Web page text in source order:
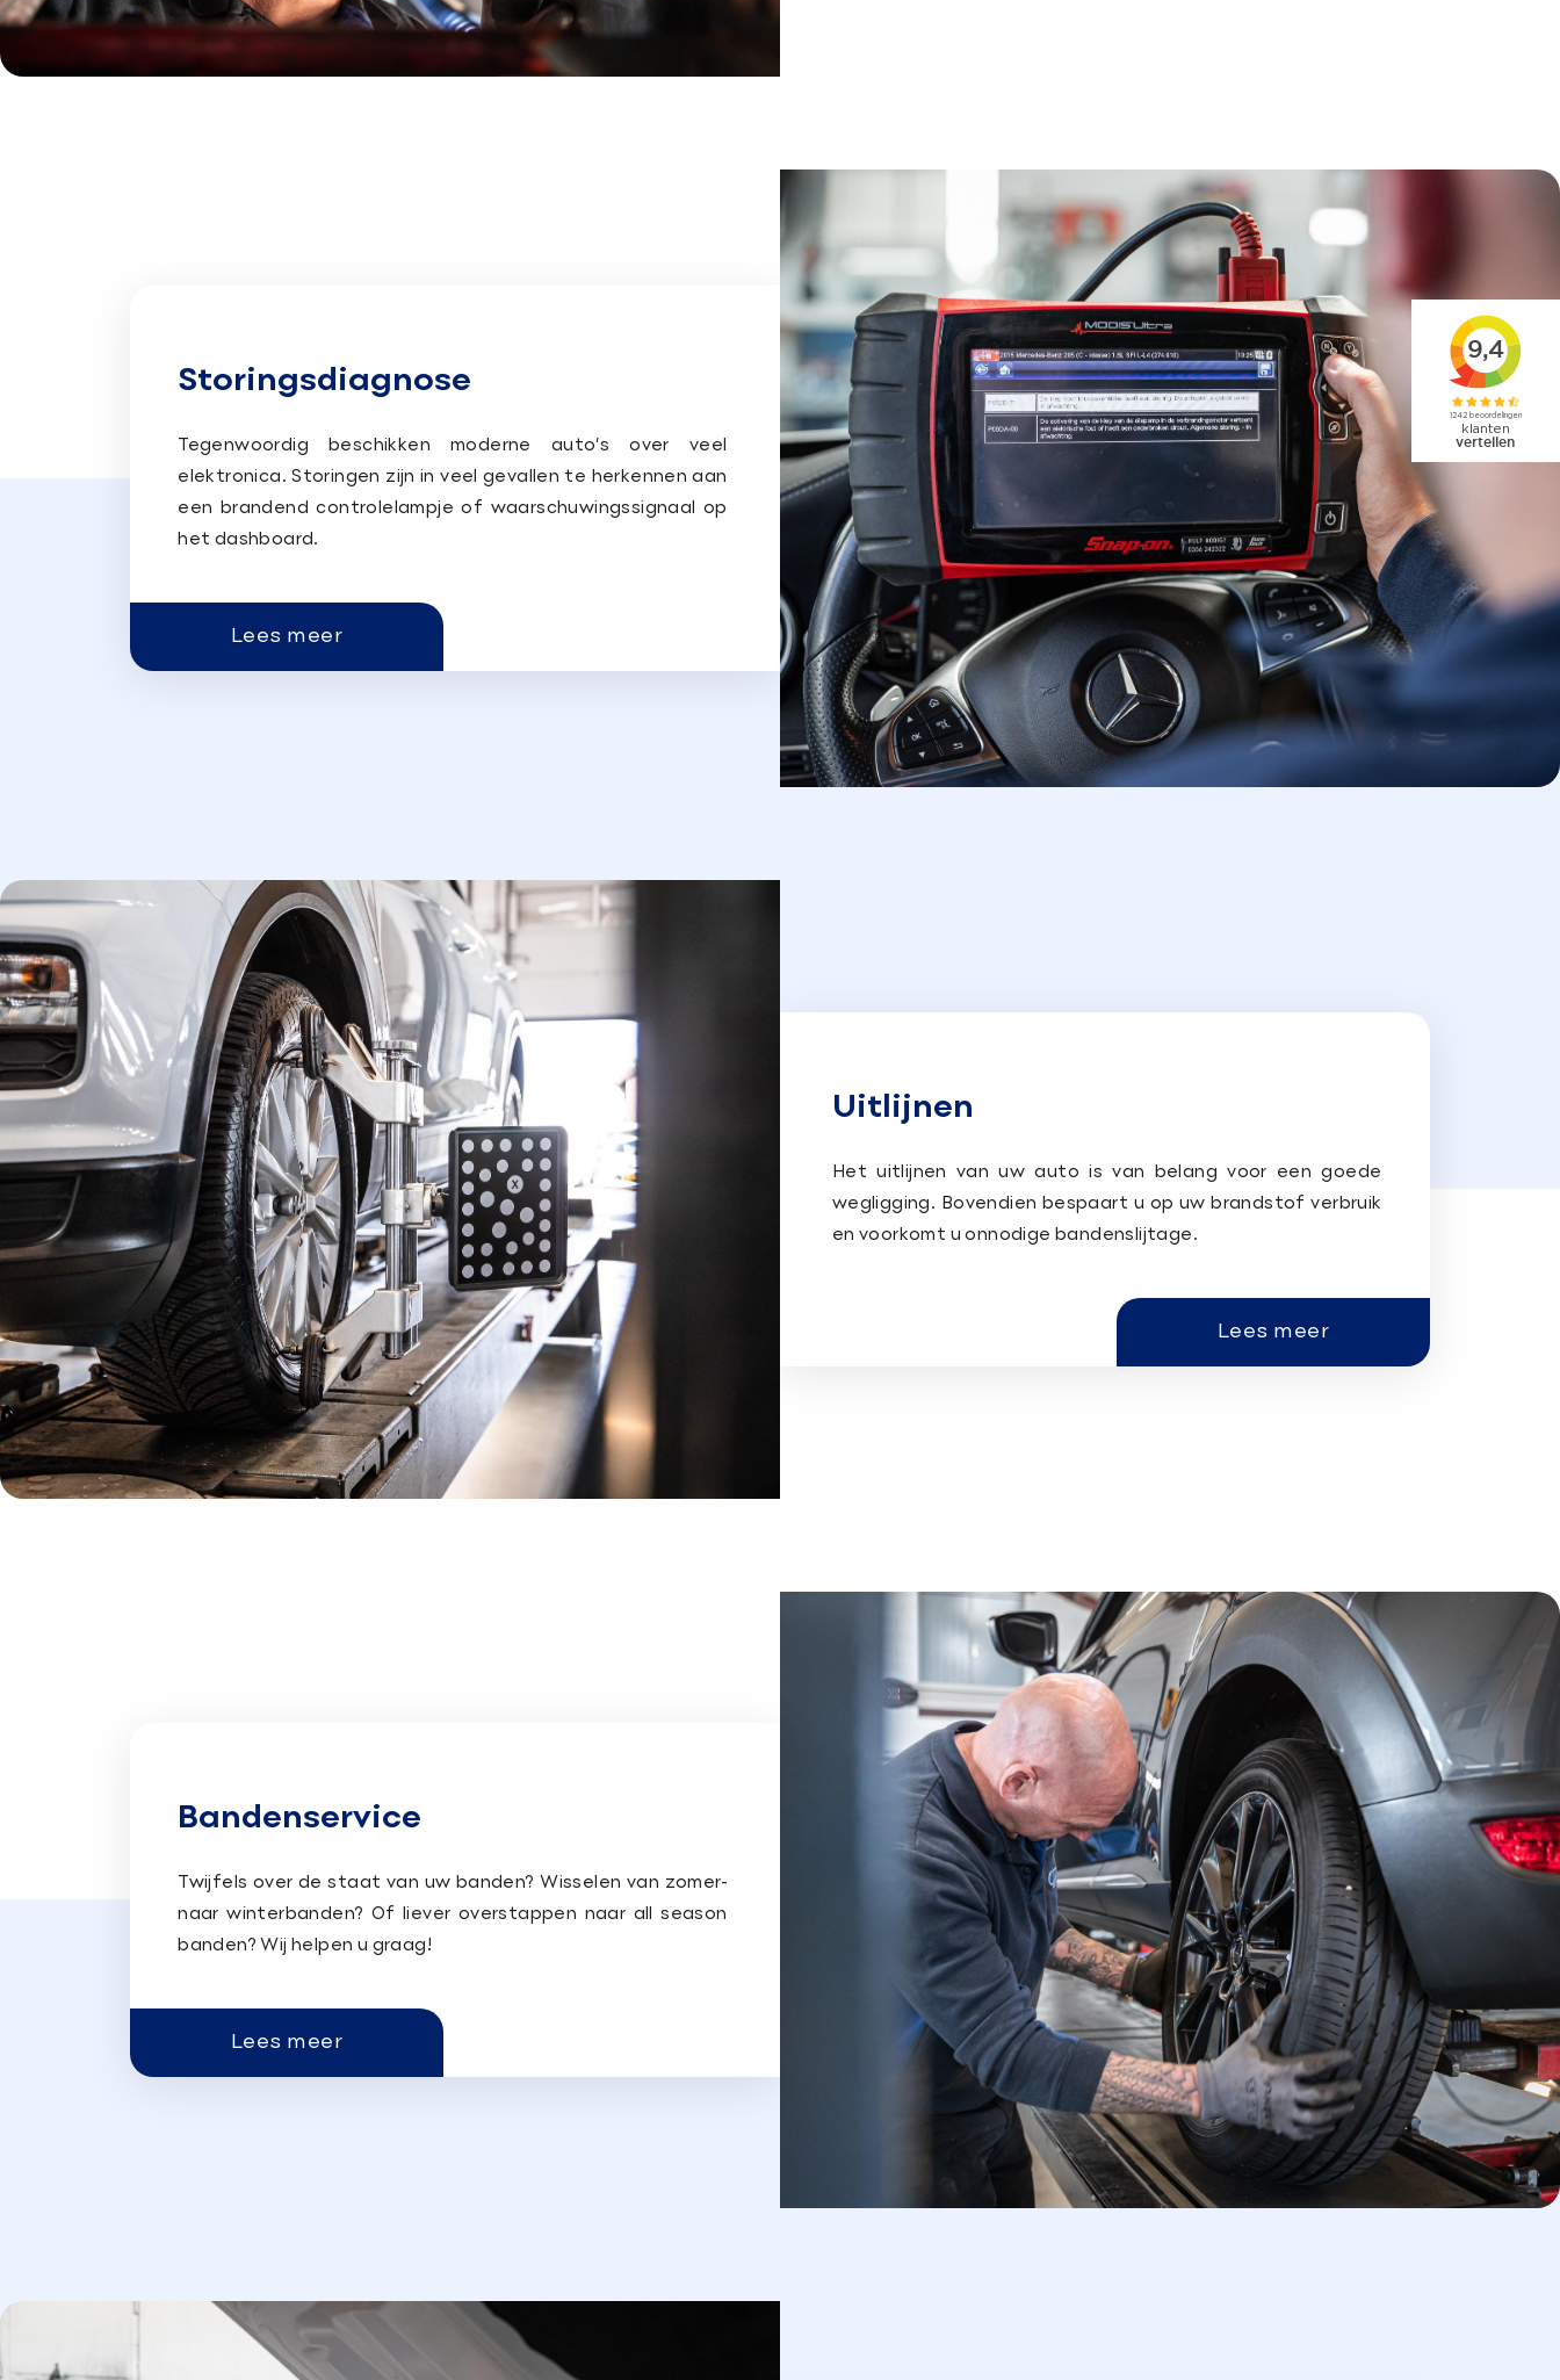
Storingsdiagnose
Tegenwoordig beschikken moderne auto’s over veel
elektronica. Storingen zijn in veel gevallen te herkennen aan
een brandend controlelampje of waarschuwingssignaal op
het dashboard.
Lees meer
Uitlijnen
Het uitlijnen van uw auto is van belang voor een goede
wegligging. Bovendien bespaart u op uw brandstof verbruik
en voorkomt u onnodige bandenslijtage.
Lees meer
Bandenservice
Twijfels over de staat van uw banden? Wisselen van zomer-
naar winterbanden? Of liever overstappen naar all season
banden? Wij helpen u graag!
Lees meer